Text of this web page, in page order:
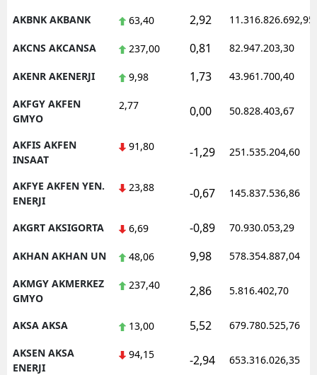
Kütahya
Kahramanmaraş
Nevşehir
Niğde
Ordu
AKBNK AKBANK 63,40 2,92 11.316.826.692,95
AKCNS AKCANSA 237,00 0,81 82.947.203,30
AKENR AKENERJI 9,98 1,73 43.961.700,40
AKFGY AKFEN
GMYO
2,77 0,00 50.828.403,67
AKFIS AKFEN
INSAAT
91,80 -1,29 251.535.204,60
AKFYE AKFEN YEN.
ENERJI
23,88 -0,67 145.837.536,86
AKGRT AKSIGORTA 6,69 -0,89 70.930.053,29
AKHAN AKHAN UN 48,06 9,98 578.354.887,04
AKMGY AKMERKEZ
GMYO
237,40 2,86 5.816.402,70
AKSA AKSA 13,00 5,52 679.780.525,76
AKSEN AKSA
ENERJI
94,15 -2,94 653.316.026,35